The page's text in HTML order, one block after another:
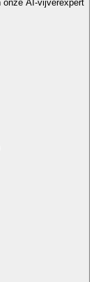
onze AI-vijverexpert